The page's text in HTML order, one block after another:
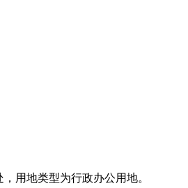
⽤地类型为⾏政办公⽤地。